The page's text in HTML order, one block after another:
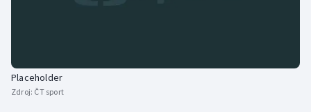
Sportovní střelba
Placeholder
Zdroj: ČT sport